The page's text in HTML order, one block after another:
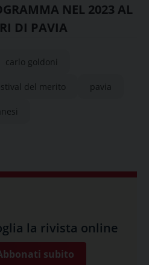
NEL 2023 AL
DI PAVIA
carlo goldoni
del merito pavia
la rivista online
subito